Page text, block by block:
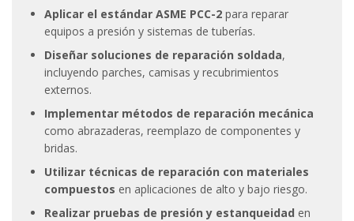
Aplicar el estándar ASME PCC-2 para reparar
equipos a presión y sistemas de tuberías.
Diseñar soluciones de reparación soldada,
incluyendo parches, camisas y recubrimientos
externos.
Implementar métodos de reparación mecánica
como abrazaderas, reemplazo de componentes y
bridas.
Utilizar técnicas de reparación con materiales
compuestos en aplicaciones de alto y bajo riesgo.
Realizar pruebas de presión y estanqueidad en